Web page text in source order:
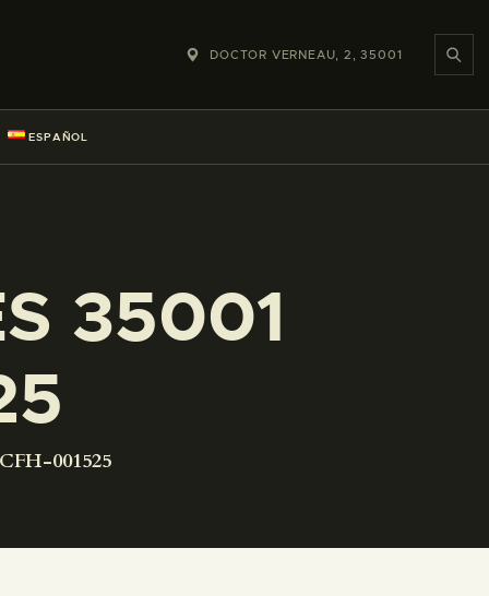
DOCTOR VERNEAU, 2, 35001
ESPAÑOL
35001
001525